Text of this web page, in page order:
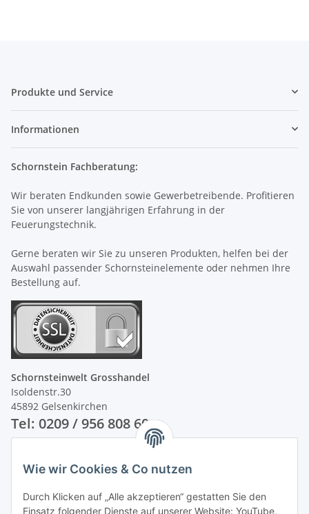
Produkte und Service
Informationen
Schornstein Fachberatung:
Wir beraten Endkunden sowie Gewerbetreibende. Profitieren
Sie von unserer langjährigen Erfahrung in der
Feuerungstechnik.
Gerne beraten wir Sie zu unseren Produkten, helfen bei der
Auswahl passender Schornsteinelemente oder nehmen Ihre
Bestellung auf.
Schornsteinwelt Grosshandel
Isoldenstr.30
45892 Gelsenkirchen
Tel: 0209 / 956 808 60
Unsere Zahlungsarten
Wie wir Cookies & Co nutzen
Durch Klicken auf „Alle akzeptieren“ gestatten Sie den
Einsatz folgender Dienste auf unserer Website: YouTube,